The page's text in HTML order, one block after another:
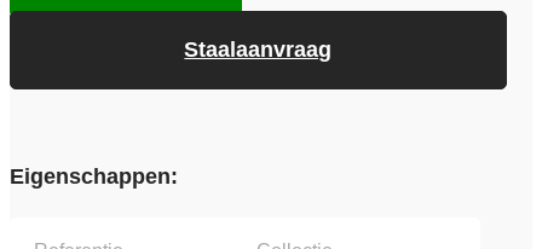
Staalaanvraag
Eigenschappen: